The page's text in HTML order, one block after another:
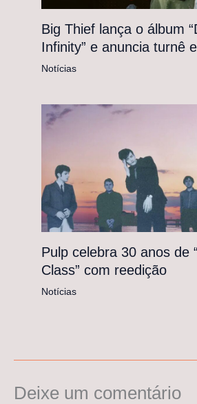
Big Thief lança o álbum
Infinity” e anuncia turnê
Notícias
Pulp celebra 30 anos de
Class” com reedição
Notícias
Deixe um comentário